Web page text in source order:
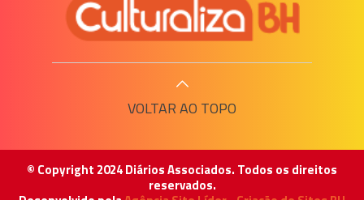
VOLTAR AO TOPO
© Copyright 2024 Diários Associados. Todos os direitos
reservados.